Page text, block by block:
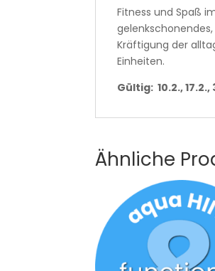
Fitness und Spaß
Kräftigung der
Einheiten.
Gültig: 10.2., 17.2.,
Ähnliche